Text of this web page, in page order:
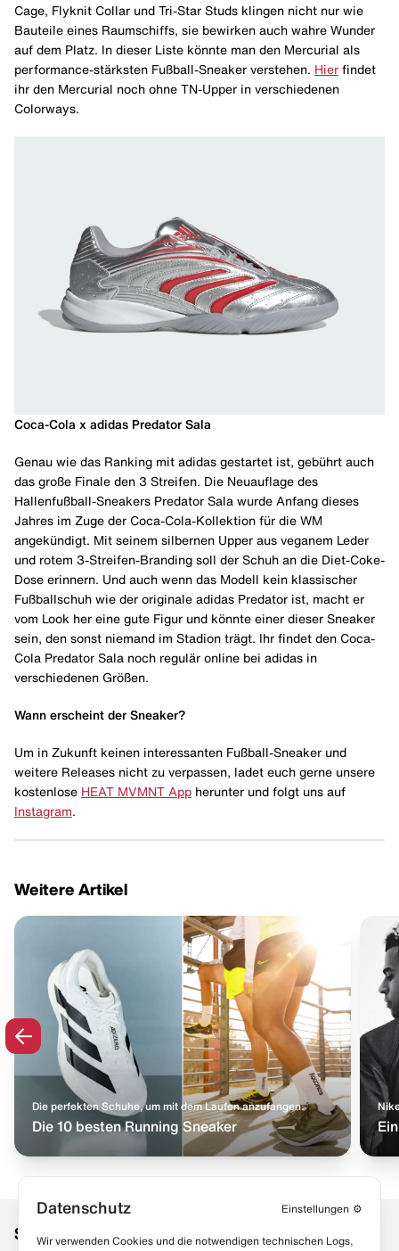
Cage, Flyknit Collar und Tri-Star Studs klingen nicht nur wie
Bauteile eines Raumschiffs, sie bewirken auch wahre Wunder
auf dem Platz. In dieser Liste könnte man den Mercurial als
performance-stärksten Fußball-Sneaker verstehen. Hier findet
ihr den Mercurial noch ohne TN-Upper in verschiedenen
Colorways.
Coca-Cola x adidas Predator Sala
Genau wie das Ranking mit adidas gestartet ist, gebührt auch
das große Finale den 3 Streifen. Die Neuauflage des
Hallenfußball-Sneakers Predator Sala wurde Anfang dieses
Jahres im Zuge der Coca-Cola-Kollektion für die WM
angekündigt. Mit seinem silbernen Upper aus veganem Leder
und rotem 3-Streifen-Branding soll der Schuh an die Diet-Coke-
Dose erinnern. Und auch wenn das Modell kein klassischer
Fußballschuh wie der originale adidas Predator ist, macht er
vom Look her eine gute Figur und könnte einer dieser Sneaker
sein, den sonst niemand im Stadion trägt. Ihr findet den Coca-
Cola Predator Sala noch regulär online bei adidas in
verschiedenen Größen.
Wann erscheint der Sneaker?
Um in Zukunft keinen interessanten Fußball-Sneaker und
weitere Releases nicht zu verpassen, ladet euch gerne unsere
kostenlose HEAT MVMNT App herunter und folgt uns auf
Instagram.
Weitere Artikel
Die perfekten Schuhe, um mit dem Laufen anzufangen.
Die 10 besten Running Sneaker
Social Media Links
Datenschutz Einstellungen ⚙️
Wir verwenden Cookies und die notwendigen technischen Logs,